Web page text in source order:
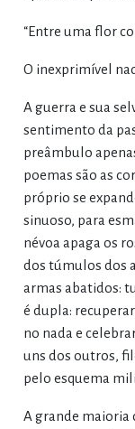
“Entre uma flor
O inexprimível
A guerra e sua
sentimento da
preâmbulo
poemas são as
próprio se
sinuoso, para
névoa apaga os
dos túmulos dos
armas abatidos:
é dupla:
no nada e
uns dos outros,
pelo esquema
A grande maioria